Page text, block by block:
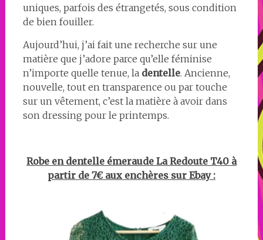
uniques, parfois des étrangetés, sous condition
de bien fouiller.
Aujourd’hui, j’ai fait une recherche sur une
matière que j’adore parce qu’elle féminise
n’importe quelle tenue, la dentelle. Ancienne,
nouvelle, tout en transparence ou par touche
sur un vêtement, c’est la matière à avoir dans
son dressing pour le printemps.
Robe en dentelle émeraude La Redoute T40 à
partir de 7€ aux enchères sur Ebay :